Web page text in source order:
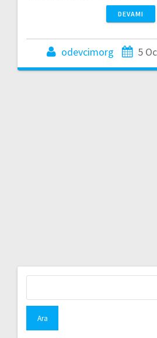
DEVAMI
odevcimorg 5